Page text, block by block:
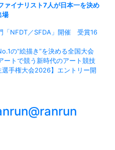
ァイナリスト7人が日本一を決め
場
「NFDT／SFDA」開催 受賞16
の“絵描き”を決める全国大会
ートで競う新時代のアート競技
選手権大会2026】エントリー開